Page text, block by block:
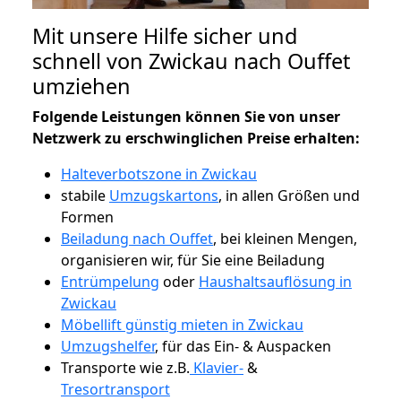
Mit unsere Hilfe sicher und
schnell von Zwickau nach Ouffet
umziehen
Folgende Leistungen können Sie von unser
Netzwerk zu erschwinglichen Preise erhalten:
Halteverbotszone in Zwickau
stabile Umzugskartons, in allen Größen und
Formen
Beiladung nach Ouffet, bei kleinen Mengen,
organisieren wir, für Sie eine Beiladung
Entrümpelung oder Haushaltsauflösung in
Zwickau
Möbellift günstig mieten in Zwickau
Umzugshelfer, für das Ein- & Auspacken
Transporte wie z.B. Klavier-&
Tresortransport